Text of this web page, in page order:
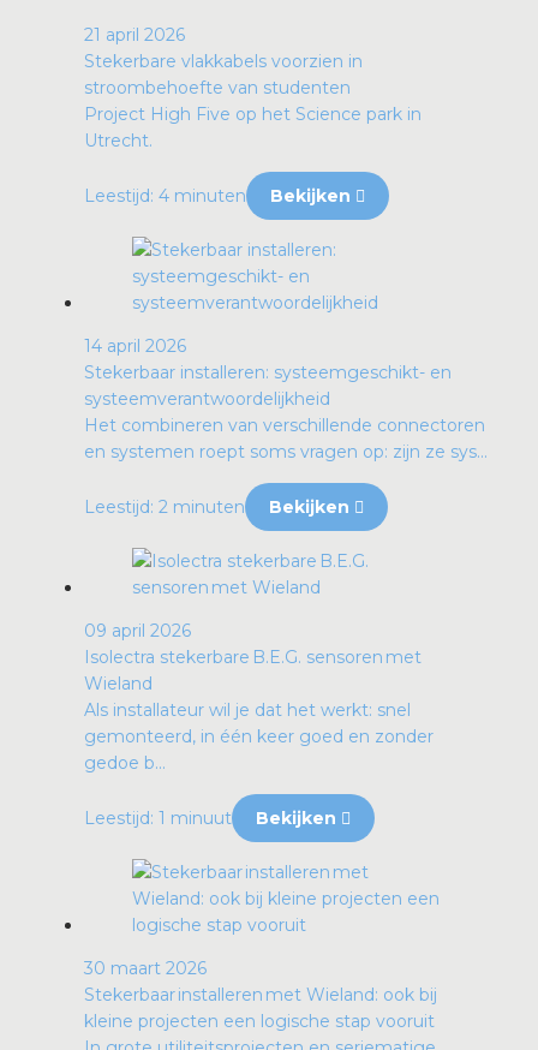
21 april 2026
Stekerbare vlakkabels voorzien in
stroombehoefte van studenten
Project High Five op het Science park in
Utrecht.
Leestijd: 4 minuten Bekijken
14 april 2026
Stekerbaar installeren: systeemgeschikt- en
systeemverantwoordelijkheid
Het combineren van verschillende connectoren
en systemen roept soms vragen op: zijn ze sys...
Leestijd: 2 minuten Bekijken
09 april 2026
Isolectra stekerbare B.E.G. sensoren met
Wieland
Als installateur wil je dat het werkt: snel
gemonteerd, in één keer goed en zonder
gedoe b...
Leestijd: 1 minuut Bekijken
30 maart 2026
Stekerbaar installeren met Wieland: ook bij
kleine projecten een logische stap vooruit